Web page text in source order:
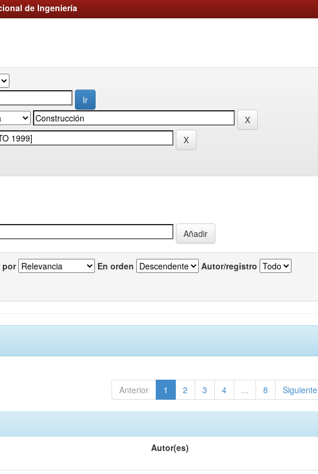
de Ingeniería
por En orden Autor/registro
Anterior 1 2 3 4 ... 8 Siguiente
Autor(es)